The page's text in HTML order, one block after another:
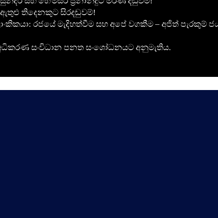
තිදෙනකුට සිරදඬුවම්!
රජයේ මැදිහත්වීම සහ අපේ වගකීම – අජිත් පැරකුම්
සංවිධාන පනත සංශෝධනයට අනුමැතිය.